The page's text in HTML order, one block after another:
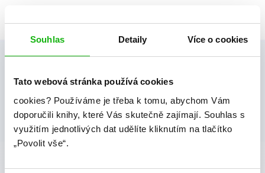
Souhlas Detaily Více o cookies
Tato webová stránka používá cookies
cookies? Používáme je třeba k tomu, abychom Vám
doporučili knihy, které Vás skutečně zajímají. Souhlas s
využitím jednotlivých dat udělíte kliknutím na tlačítko
„Povolit vše“.
albatros media newsletter